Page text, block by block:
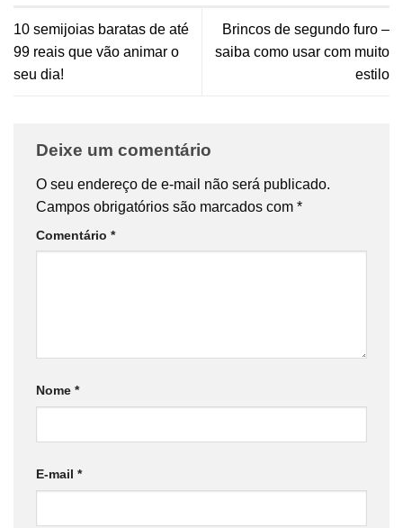
10 semijoias baratas de até
99 reais que vão animar o
seu dia!
Brincos de segundo furo –
saiba como usar com muito
estilo
Deixe um comentário
O seu endereço de e-mail não será publicado.
Campos obrigatórios são marcados com *
Comentário *
Nome *
E-mail *